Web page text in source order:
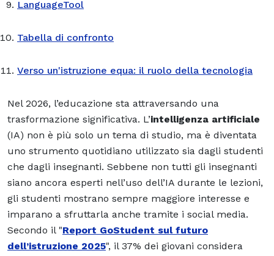
LanguageTool
Tabella di confronto
Verso un'istruzione equa: il ruolo della tecnologia
Nel 2026, l’educazione sta attraversando una
trasformazione significativa. L’intelligenza artificiale
(IA) non è più solo un tema di studio, ma è diventata
uno strumento quotidiano utilizzato sia dagli studenti
che dagli insegnanti. Sebbene non tutti gli insegnanti
siano ancora esperti nell’uso dell’IA durante le lezioni,
gli studenti mostrano sempre maggiore interesse e
imparano a sfruttarla anche tramite i social media.
Secondo il "Report GoStudent sul futuro
dell’istruzione 2025", il 37% dei giovani considera